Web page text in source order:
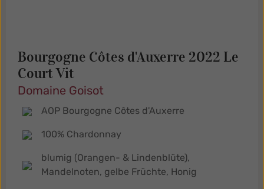
Bourgogne Côtes d'Auxerre 2022 Le
Court Vit
Domaine Goisot
AOP Bourgogne Côtes d'Auxerre
100% Chardonnay
blumig (Orangen- & Lindenblüte),
Mandelnoten, gelbe Früchte, Honig